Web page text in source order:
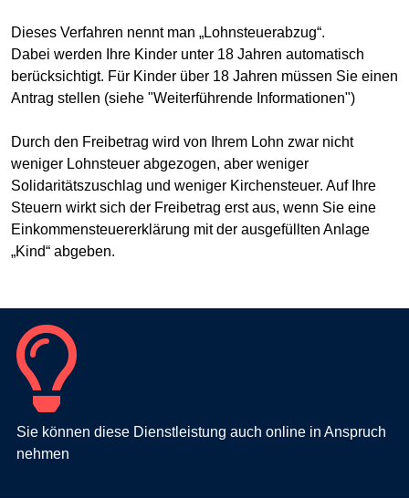
Dieses Verfahren nennt man „Lohnsteuerabzug“.
Dabei werden Ihre Kinder unter 18 Jahren automatisch
berücksichtigt. Für Kinder über 18 Jahren müssen Sie einen
Antrag stellen (siehe "Weiterführende Informationen")
Durch den Freibetrag wird von Ihrem Lohn zwar nicht
weniger Lohnsteuer abgezogen, aber weniger
Solidaritätszuschlag und weniger Kirchensteuer. Auf Ihre
Steuern wirkt sich der Freibetrag erst aus, wenn Sie eine
Einkommensteuererklärung mit der ausgefüllten Anlage
„Kind“ abgeben.
Sie können diese Dienstleistung auch online in Anspruch
nehmen